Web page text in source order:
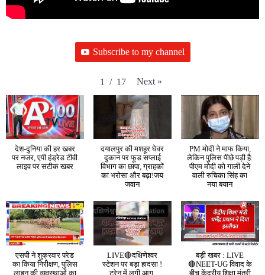
Subscribe to my channel
1 / 17 Next »
देश-दुनिया की हर खबर
पर नजर, एपी हंड्रेड टीवी
लाइव पर सटीक खबर
दयालपुर की मशहूर घेवर
दुकान पर फूड सप्लाई
विभाग का छापा, ग्राहकों
का भरोसा और बढ़ा!जय
जवान
PM मोदी ने माफ किया,
लेकिन पुलिस पीछे पड़ी है:
पीएम मोदी को गाली देने
वाली रुचिका सिंह का
नया बयान
एसपी ने शुक्रवार परेड
का किया निरीक्षण, पुलिस
LIVE🔴दक्षिणेश्वर
स्टेशन पर बड़ा हादसा !
बड़ी खबर : LIVE
🔴NEET-UG विवाद के